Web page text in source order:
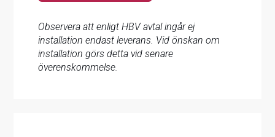
Observera att enligt HBV avtal ingår ej
installation endast leverans. Vid önskan om
installation görs detta vid senare
överenskommelse.